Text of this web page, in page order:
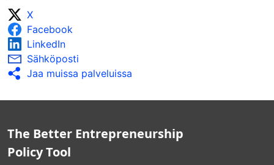
X
Facebook
LinkedIn
Sähköposti
Jaa muissa palveluissa
The Better Entrepreneurship
Policy Tool